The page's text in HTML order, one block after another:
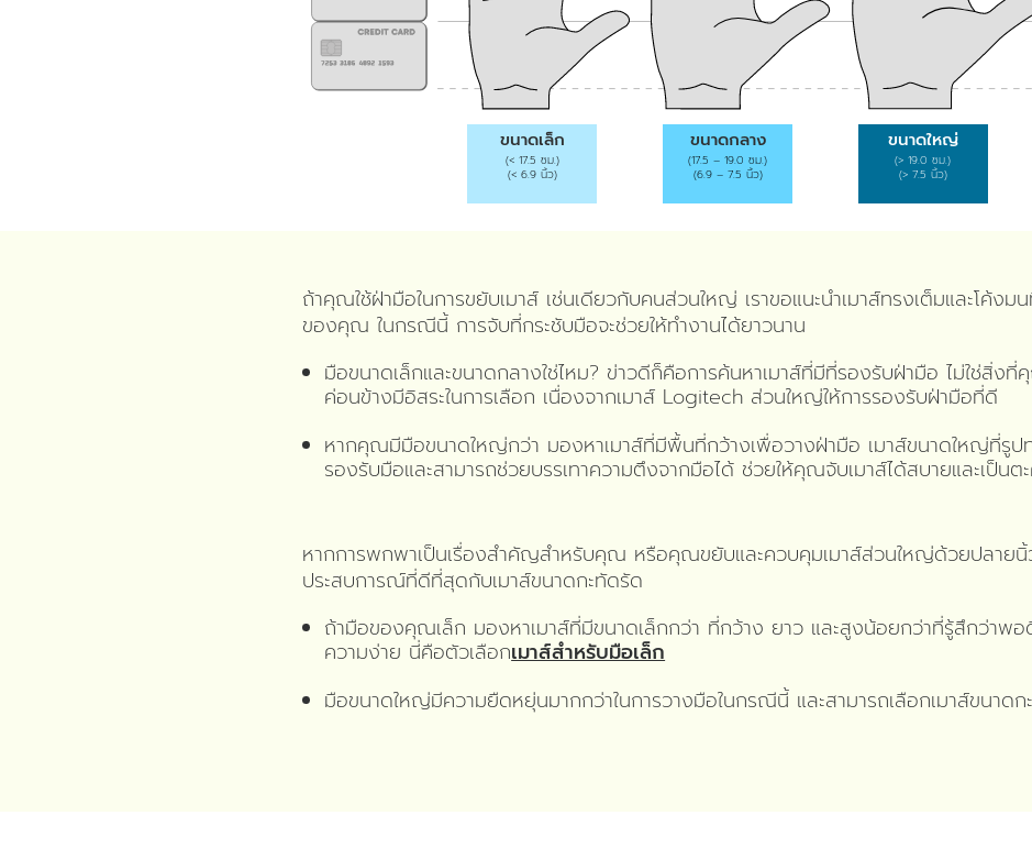
ขนาดเล็ก
(< 17.5 ซม.)
(< 6.9 นิ้ว)
ขนาดกลาง
(17.5 – 19.0 ซม.)
(6.9 – 7.5 นิ้ว)
ขนาดใหญ่
(> 19.0 ซม.)
(> 7.5 นิ้ว)
ถ้าคุณใช้ฝ่ามือในการขยับเมาส์ เช่นเดียวกับคนส่วนใหญ่ เราขอแนะนำเมาส์ทรงเต็มและโค้ง
ของคุณ ในกรณีนี้ การจับที่กระชับมือจะช่วยให้ทำงานได้ยาวนาน
มือขนาดเล็กและขนาดกลางใช่ไหม? ข่าวดีก็คือการค้นหาเมาส์ที่มีที่รองรับฝ่ามือ ไม่ใช่สิ่
ค่อนข้างมีอิสระในการเลือก เนื่องจากเมาส์ Logitech ส่วนใหญ่ให้การรองรับฝ่ามือที่ดี
หากคุณมีมือขนาดใหญ่กว่า มองหาเมาส์ที่มีพื้นที่กว้างเพื่อวางฝ่ามือ เมาส์ขนาดใหญ่ที่รูป
รองรับมือและสามารถช่วยบรรเทาความตึงจากมือได้ ช่วยให้คุณจับเมาส์ได้สบายและเป็น
หากการพกพาเป็นเรื่องสำคัญสำหรับคุณ หรือคุณขยับและควบคุมเมาส์ส่วนใหญ่ด้วยปลาย
ประสบการณ์ที่ดีที่สุดกับเมาส์ขนาดกะทัดรัด
ถ้ามือของคุณเล็ก มองหาเมาส์ที่มีขนาดเล็กกว่า ที่กว้าง ยาว และสูงน้อยกว่าที่รู้สึกว่า
ความง่าย นี่คือตัวเลือกเมาส์สำหรับมือเล็ก
มือขนาดใหญ่มีความยืดหยุ่นมากกว่าในการวางมือในกรณีนี้ และสามารถเลือกเมาส์ขนาดก